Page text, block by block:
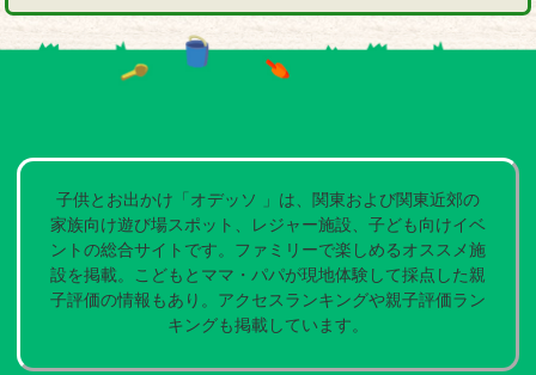
子供とお出かけ「オデッソ 」は、関東および関東近郊の
家族向け遊び場スポット、レジャー施設、子ども向けイベ
ントの総合サイトです。ファミリーで楽しめるオススメ施
設を掲載。こどもとママ・パパが現地体験して採点した親
子評価の情報もあり。アクセスランキングや親子評価ラン
キングも掲載しています。